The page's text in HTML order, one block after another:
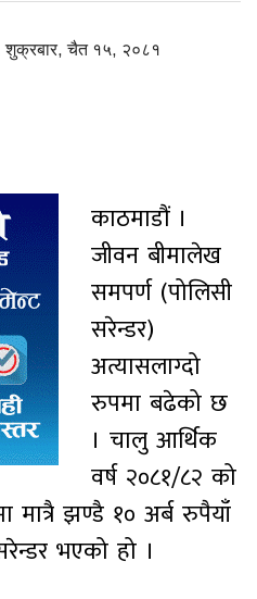
चैत १५, २०८१
काठमाडौं ।
जीवन बीमालेख
समपर्ण (पोलिसी
सरेन्डर)
अत्यासलाग्दो
रुपमा बढेको छ
। चालु आर्थिक
वर्ष २०८१/८२ को
मात्रै झण्डै १० अर्ब रुपैयाँ
भएको हो ।